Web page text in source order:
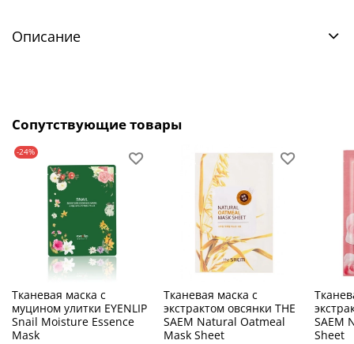
Описание
Сопутствующие товары
-24%
Тканевая маска с
муцином улитки EYENLIP
Snail Moisture Essence
Mask
Тканевая маска с
экстрактом овсянки THE
SAEM Natural Oatmeal
Mask Sheet
SAEM
Sheet